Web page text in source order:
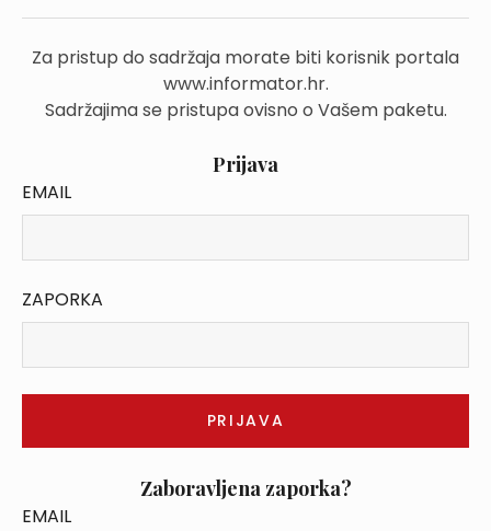
Za pristup do sadržaja morate biti korisnik portala
www.informator.hr.
Sadržajima se pristupa ovisno o Vašem paketu.
Prijava
EMAIL
ZAPORKA
Zaboravljena zaporka?
EMAIL